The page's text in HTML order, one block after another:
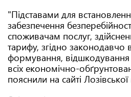
"Підставами для
забезпечення
споживачам послуг,
тарифу, згідно законодавчо
формування,
всіх економічно-
пояснили на сайті